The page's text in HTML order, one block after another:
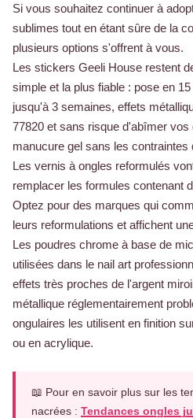
Si vous souhaitez continuer à
sublimes tout en étant sûre de la
plusieurs options s'offrent à vous.
Les stickers Geeli House restent
simple et la plus fiable : pose en
jusqu'à 3 semaines, effets
77820 et sans risque d'abîmer
manucure gel sans les contraintes
Les vernis à ongles reformulés
remplacer les formules contenant
Optez pour des marques qui
leurs reformulations et affichent
Les poudres chrome à base de
utilisées dans le nail art
effets très proches de l'argent
métallique réglementairement
ongulaires les utilisent en finition
ou en acrylique.
📖 Pour en savoir plus sur les
nacrées : Tendances ongles